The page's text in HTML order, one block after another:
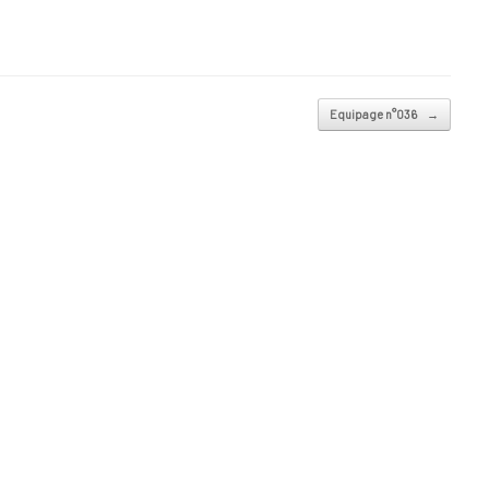
Equipage n°036 →